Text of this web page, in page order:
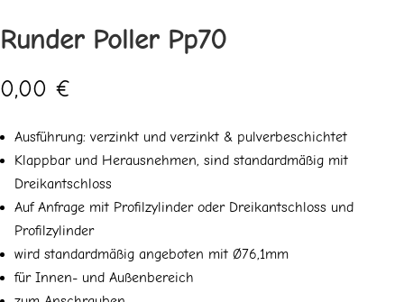
Runder Poller Pp70
0,00 €
Ausführung: verzinkt und verzinkt & pulverbeschichtet
Klappbar und Herausnehmen, sind standardmäßig mit
Dreikantschloss
Auf Anfrage mit Profilzylinder oder Dreikantschloss und
Profilzylinder
wird standardmäßig angeboten mit Ø76,1mm
für Innen- und Außenbereich